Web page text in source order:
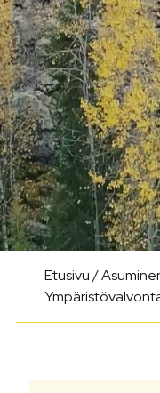
Etusivu/